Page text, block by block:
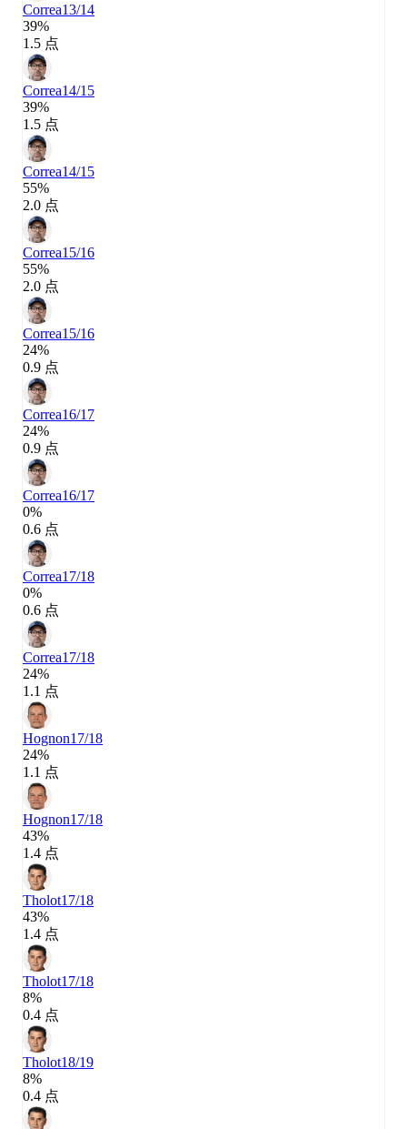
Correa13/14
39%
1.5 点
Correa14/15
39%
1.5 点
Correa14/15
55%
2.0 点
Correa15/16
55%
2.0 点
Correa15/16
24%
0.9 点
Correa16/17
24%
0.9 点
Correa16/17
0%
0.6 点
Correa17/18
0%
0.6 点
Correa17/18
24%
1.1 点
Hognon17/18
24%
1.1 点
Hognon17/18
43%
1.4 点
Tholot17/18
43%
1.4 点
Tholot17/18
8%
0.4 点
Tholot18/19
8%
0.4 点